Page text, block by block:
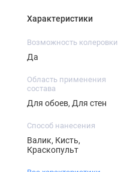
Характеристики
Возможность колеровки
Да
Область применения
состава
Для обоев, Для стен
Способ нанесения
Валик, Кисть,
Краскопульт